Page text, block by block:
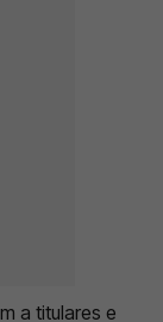
a titulares e